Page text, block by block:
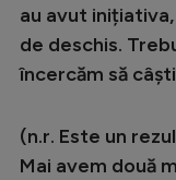
au avut
de deschis.
încercăm să
(n.r. Este un
Mai avem două